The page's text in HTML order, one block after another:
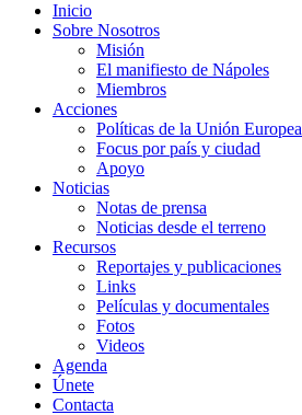
Inicio
Sobre Nosotros
Misión
El manifiesto de Nápoles
Miembros
Acciones
Políticas de la Unión Europea
Focus por país y ciudad
Apoyo
Noticias
Notas de prensa
Noticias desde el terreno
Recursos
Reportajes y publicaciones
Links
Películas y documentales
Fotos
Videos
Agenda
Únete
Contacta